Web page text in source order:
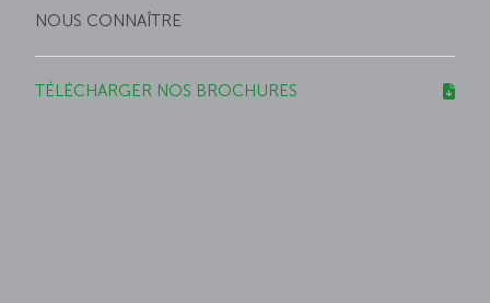
NOUS CONNAÎTRE
TÉLÉCHARGER NOS BROCHURES